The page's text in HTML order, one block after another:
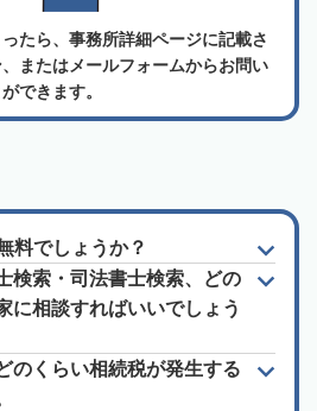
たら、事務所詳細ページに記載さ
またはメールフォームからお問い
できます。
料でしょうか？
検索・司法書士検索、どの
に相談すればいいでしょう
のくらい相続税が発生する